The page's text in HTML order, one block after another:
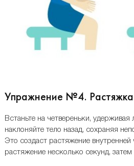
Упражнение №4.
Встаньте на четвереньки,
наклоняйте тело назад, сохраняя
Это создаст растяжение внутренней
растяжение несколько секунд, затем